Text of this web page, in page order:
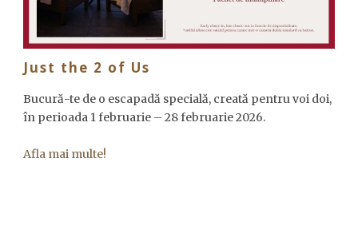
Just the 2 of Us
Bucură-te de o escapadă specială, creată pentru voi doi,
în perioada 1 februarie – 28 februarie 2026.
Afla mai multe!